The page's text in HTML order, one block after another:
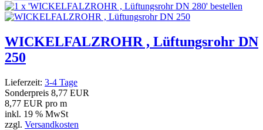
WICKELFALZROHR , Lüftungsrohr DN
250
Lieferzeit: 3-4 Tage
Sonderpreis 8,77 EUR
8,77 EUR pro m
inkl. 19 % MwSt
zzgl. Versandkosten